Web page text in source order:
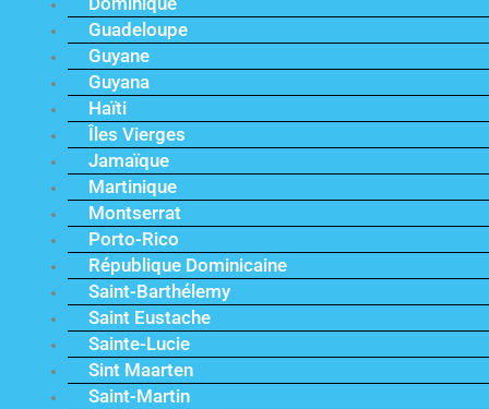
Guadeloupe
Guyane
Guyana
Haïti
Îles Vierges
Jamaïque
Martinique
Montserrat
Porto-Rico
République Dominicaine
Saint-Barthélemy
Saint Eustache
Sainte-Lucie
Sint Maarten
Saint-Martin